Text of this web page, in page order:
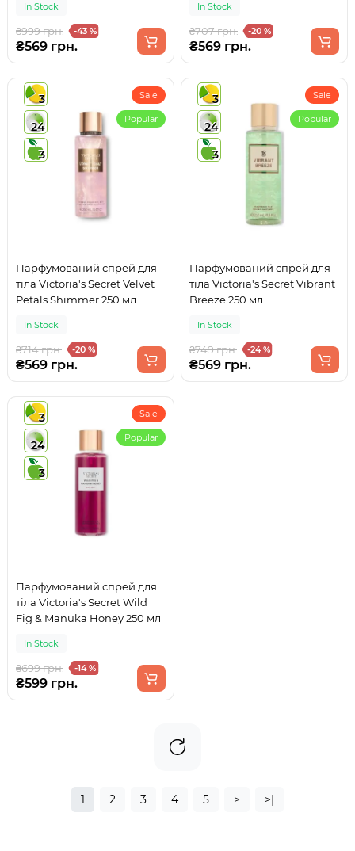
In Stock
₴999 грн. -43 %
₴569 грн.
In Stock
₴707 грн. -20 %
₴569 грн.
3
24
3
Sale
Popular
Парфумований спрей для
тіла Victoria's Secret Velvet
Petals Shimmer 250 мл
In Stock
₴714 грн. -20 %
₴569 грн.
3
24
3
Sale
Popular
Парфумований спрей для
тіла Victoria's Secret Vibrant
Breeze 250 мл
In Stock
₴749 грн. -24 %
₴569 грн.
3
24
3
Sale
Popular
Парфумований спрей для
тіла Victoria's Secret Wild
Fig & Manuka Honey 250 мл
In Stock
₴699 грн. -14 %
₴599 грн.
1 2 3 4 5 > >|